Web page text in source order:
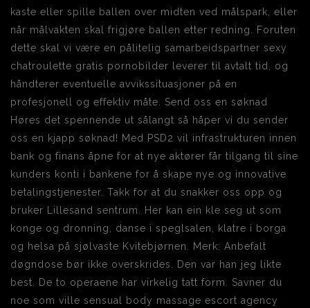
kaste eller spille ballen over midten ved målspark, eller
når målvakten skal frigjøre ballen etter redning. Foruten
dette skal vi være en pålitelig samarbeidspartner sexy
chatroulette gratis pornobilder leverer til avtalt tid, og
håndterer eventuelle avvikssituasjoner på en
profesjonell og effektiv måte. Send oss en søknad
Høres det spennende ut sålangt så håper vi du sender
oss en kjapp søknad! Med PSD2 vil infrastrukturen innen
bank og finans åpne for at nye aktører får tilgang til sine
kunders konti i bankene for å skape nye og innovative
betalingstjenester. Takk for at du snakker oss opp og
bruker Lillesand sentrum. Her kan ein kle seg ut som
konge og dronning, danse i speglsalen, klatre i borga
og helsa på sjølvaste Kvitebjørnen. Merk: Anbefalt
døgndose bør ikke overskrides. Den var han jeg likte
best. De to operaene har virkelig tatt form. Savner du
noe som ville sensual body massage escort agency